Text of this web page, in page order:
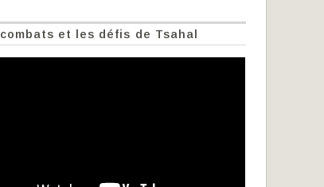
et les défis de Tsahal